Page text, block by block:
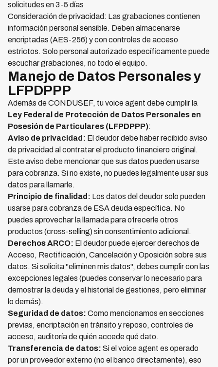
solicitudes en 3-5 días
Consideración de privacidad: Las grabaciones contienen
información personal sensible. Deben almacenarse
encriptadas (AES-256) y con controles de acceso
estrictos. Solo personal autorizado específicamente puede
escuchar grabaciones, no todo el equipo.
Manejo de Datos Personales y
LFPDPPP
Además de CONDUSEF, tu voice agent debe cumplir la
Ley Federal de Protección de Datos Personales en
Posesión de Particulares (LFPDPPP):
Aviso de privacidad: El deudor debe haber recibido aviso
de privacidad al contratar el producto financiero original.
Este aviso debe mencionar que sus datos pueden usarse
para cobranza. Si no existe, no puedes legalmente usar sus
datos para llamarle.
Principio de finalidad: Los datos del deudor solo pueden
usarse para cobranza de ESA deuda específica. No
puedes aprovechar la llamada para ofrecerle otros
productos (cross-selling) sin consentimiento adicional.
Derechos ARCO: El deudor puede ejercer derechos de
Acceso, Rectificación, Cancelación y Oposición sobre sus
datos. Si solicita "eliminen mis datos", debes cumplir con las
excepciones legales (puedes conservar lo necesario para
demostrar la deuda y el historial de gestiones, pero eliminar
lo demás).
Seguridad de datos: Como mencionamos en secciones
previas, encriptación en tránsito y reposo, controles de
acceso, auditoría de quién accede qué dato.
Transferencia de datos: Si el voice agent es operado
por un proveedor externo (no el banco directamente), eso